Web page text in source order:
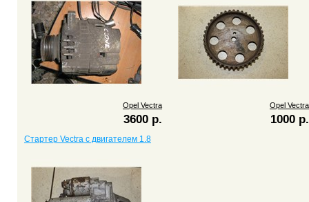
Opel Vectra
3600 р.
Opel Vectra
1000 р.
Стартер Vectra c двигателем 1.8